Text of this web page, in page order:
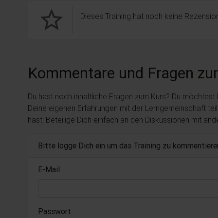
star_border Dieses Training hat noch keine
Kommentare und Fragen
Du hast noch inhaltliche Fragen zum Kurs? Du
Deine eigenen Erfahrungen mit der Lerngemeinschaft
hast: Beteilige Dich einfach an den Diskussionen mit
Bitte logge Dich ein um das Training zu
E-Mail
Passwort